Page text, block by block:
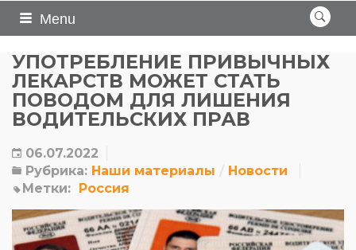
Menu
УПОТРЕБЛЕНИЕ ПРИВЫЧНЫХ
ЛЕКАРСТВ МОЖЕТ СТАТЬ
ПОВОДОМ ДЛЯ ЛИШЕНИЯ
ВОДИТЕЛЬСКИХ ПРАВ
06.07.2022
Рубрика: Наши материалы
Новости
Метки: Россия